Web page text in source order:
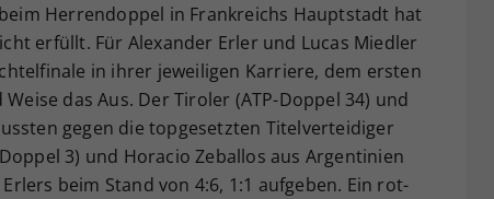
Herrendoppel in Frankreichs Hauptstadt hat
erfüllt. Für Alexander Erler und Lucas Miedler
in ihrer jeweiligen Karriere, dem ersten
das Aus. Der Tiroler (ATP-Doppel 34) und
gegen die topgesetzten Titelverteidiger
3) und Horacio Zeballos aus Argentinien
beim Stand von 4:6, 1:1 aufgeben. Ein rot-